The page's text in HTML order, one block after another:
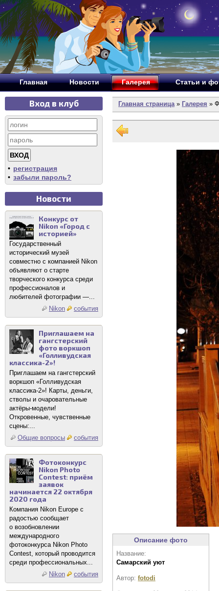
Главная Новости Галерея Статьи и
Вход в клуб
• регистрация
• забыли пароль?
Новости
Конкурс от
Nikon «Город с
историей»
Государственный
исторический музей
совместно с компанией Nikon
объявляют о старте
творческого конкурса среди
профессионалов и
любителей фотографии —...
Nikon
события
Приглашаем на
гангстерский
фото воркшоп
«Голливудская
классика-2»!
Приглашаем на гангстерский
воркшоп «Голливудская
классика-2»! Карты, деньги,
стволы и очаровательные
актёры-модели!
Откровенные, чувственные
сцены:...
Общие вопросы
события
Фотоконкурс
Nikon Photo
Contest: приём
заявок
начинается 22 октября
2020 года
Компания Nikon Europe с
радостью сообщает
о возобновлении
международного
фотоконкурса Nikon Photo
Contest, который проводится
среди профессиональных...
Nikon
события
Главная страница» Галерея »
Описание фото
Название:
Самарский уют
Автор: fotodi